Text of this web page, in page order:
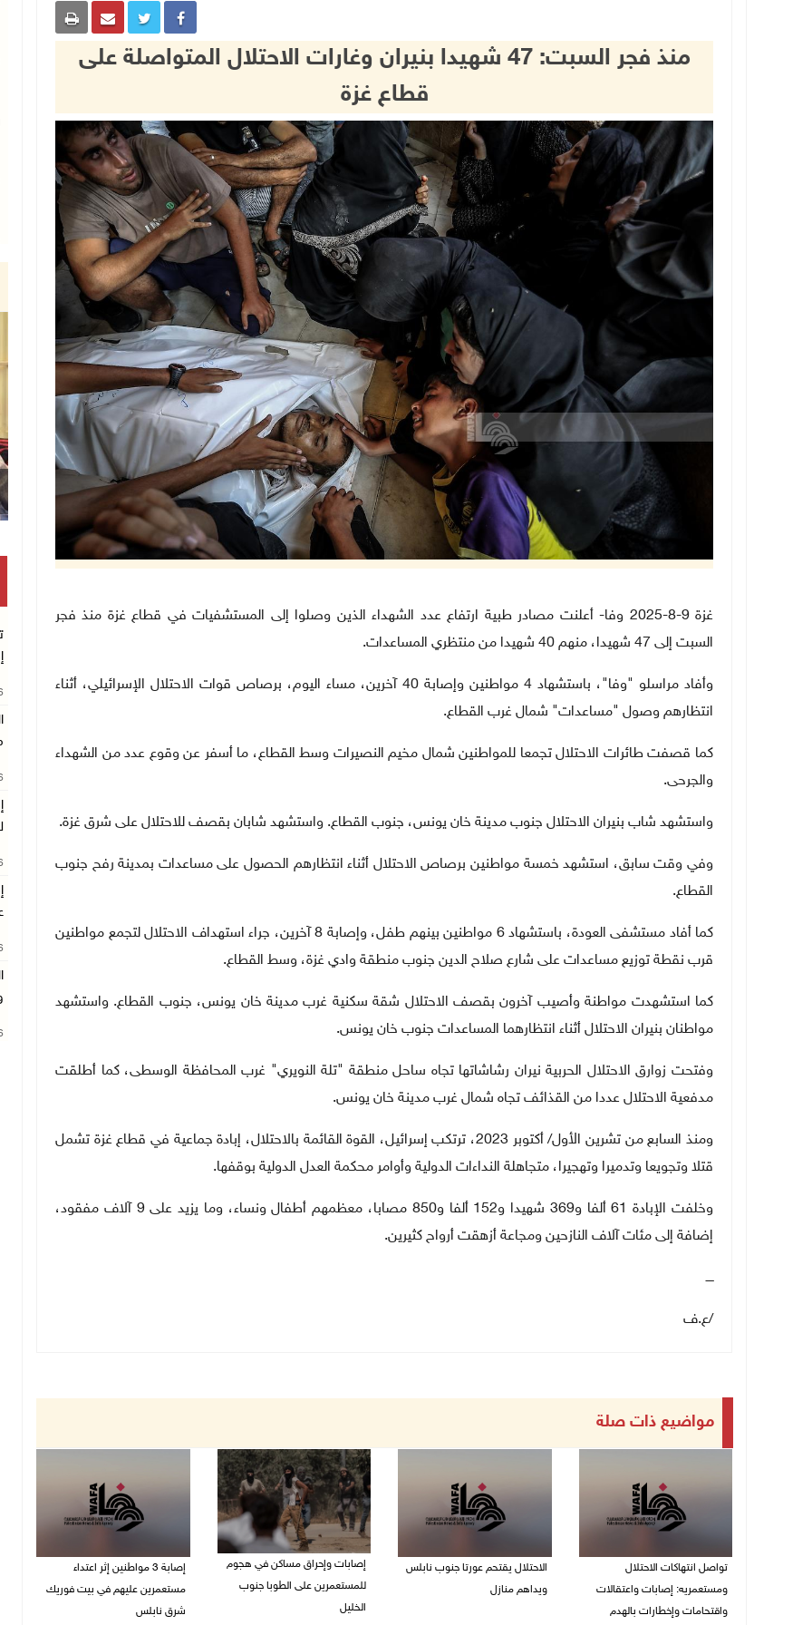
منذ فجر السبت: 47 شهيدا بنيران وغارات الاحتلال المتواصلة على
قطاع غزة
غزة 9-8-2025 وفا- أعلنت مصادر طبية ارتفاع عدد الشهداء الذين وصلوا إلى المستشفيات في قطاع غزة منذ فجر
السبت إلى 47 شهيدا، منهم 40 شهيدا من منتظري المساعدات.
وأفاد مراسلو "وفا"، باستشهاد 4 مواطنين وإصابة 40 آخرين، مساء اليوم، برصاص قوات الاحتلال الإسرائيلي، أثناء
انتظارهم وصول "مساعدات" شمال غرب القطاع.
كما قصفت طائرات الاحتلال تجمعا للمواطنين شمال مخيم النصيرات وسط القطاع، ما أسفر عن وقوع عدد من الشهداء
والجرحى.
واستشهد شاب بنيران الاحتلال جنوب مدينة خان يونس، جنوب القطاع. واستشهد شابان بقصف للاحتلال على شرق غزة.
وفي وقت سابق، استشهد خمسة مواطنين برصاص الاحتلال أثناء انتظارهم الحصول على مساعدات بمدينة رفح جنوب
القطاع.
كما أفاد مستشفى العودة، باستشهاد 6 مواطنين بينهم طفل، وإصابة 8 آخرين، جراء استهداف الاحتلال لتجمع مواطنين
قرب نقطة توزيع مساعدات على شارع صلاح الدين جنوب منطقة وادي غزة، وسط القطاع.
كما استشهدت مواطنة وأصيب آخرون بقصف الاحتلال شقة سكنية غرب مدينة خان يونس، جنوب القطاع. واستشهد
مواطنان بنيران الاحتلال أثناء انتظارهما المساعدات جنوب خان يونس.
وفتحت زوارق الاحتلال الحربية نيران رشاشاتها تجاه ساحل منطقة "تلة النويري" غرب المحافظة الوسطى، كما أطلقت
مدفعية الاحتلال عددا من القذائف تجاه شمال غرب مدينة خان يونس.
ومنذ السابع من تشرين الأول/
أكتوبر 2023، ترتكب إسرائيل، القوة القائمة بالاحتلال، إبادة جماعية في قطاع غزة تشمل
قتلا وتجويعا وتدميرا وتهجيرا، متجاهلة النداءات الدولية وأوامر محكمة العدل الدولية بوقفها.
وخلفت الإبادة 61 ألفا و369 شهيدا و152 ألفا و850 مصابا، معظمهم أطفال ونساء، وما يزيد على 9 آلاف مفقود،
إضافة إلى مئات آلاف النازحين ومجاعة أزهقت أرواح كثيرين.
ــــ
/ع.ف
مواضيع ذات صلة
تواصل انتهاكات الاحتلال
ومستعمريه: إصابات واعتقالات
واقتحامات وإخطارات بالهدم
الاحتلال يقتحم عورتا جنوب نابلس
ويداهم منازل
إصابات وإحراق مساكن في هجوم
للمستعمرين على الطوبا جنوب
الخليل
إصابة 3 مواطنين إثر اعتداء
مستعمرين عليهم في بيت فوريك
شرق نابلس
وقفة بغزة للمطالبة بتمكين